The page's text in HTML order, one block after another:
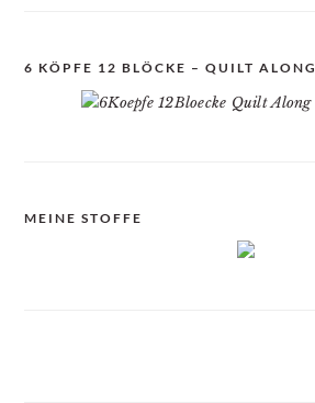
6 KÖPFE 12 BLÖCKE – QUILT ALONG
MEINE STOFFE